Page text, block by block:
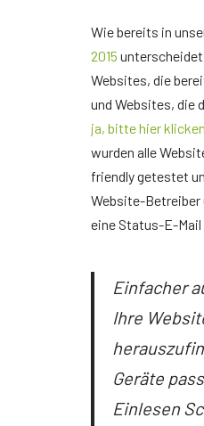
Wie bereits in
2015
Websites, die
und Websites, die
ja, bitte hier
wurden alle
friendly getestet
Website-Betreiber
eine Status-E-Mail
Einfacher
Ihre
Geräte
Einlesen